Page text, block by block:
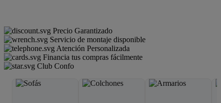
Precio Garantizado
Servicio de montaje disponible
Atención Personalizada
Financia tus compras fácilmente
Club Confo